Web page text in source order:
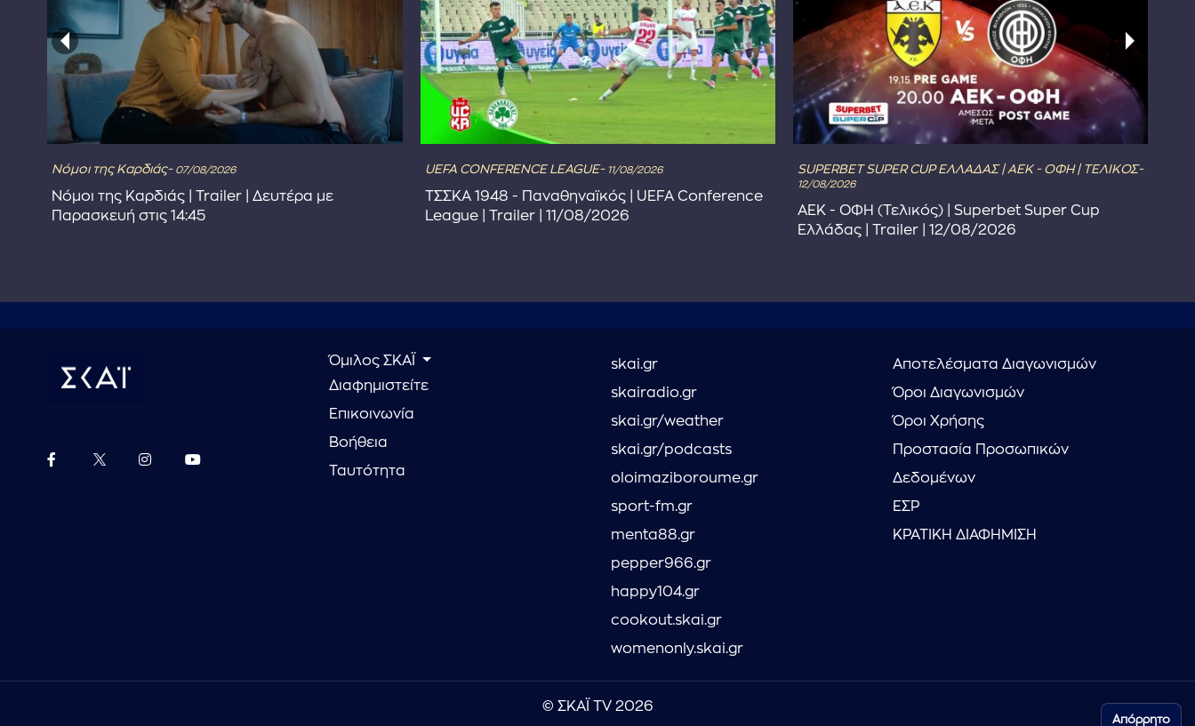
Νόμοι της Καρδιάς- 07/08/2026
Νόμοι της Καρδιάς | Trailer | Δευτέρα με
Παρασκευή στις 14:45
UEFA CONFERENCE LEAGUE- 11/08/2026
ΤΣΣΚΑ 1948 - Παναθηναϊκός | UEFA Conference
League | Trailer | 11/08/2026
SUPERBET SUPER CUP ΕΛΛΑΔΑΣ | ΑΕΚ - ΟΦΗ | ΤΕΛΙΚΟΣ-
12/08/2026
ΑΕΚ - ΟΦΗ (Τελικός) | Superbet Super Cup
Ελλάδας | Trailer | 12/08/2026
Όμιλος ΣΚΑΪ
Διαφημιστείτε
Επικοινωνία
Βοήθεια
Ταυτότητα
skai.gr
skairadio.gr
skai.gr/weather
skai.gr/podcasts
oloimaziboroume.gr
sport-fm.gr
menta88.gr
pepper966.gr
happy104.gr
cookout.skai.gr
womenonly.skai.gr
Αποτελέσματα Διαγωνισμών
Όροι Διαγωνισμών
Όροι Χρήσης
Προστασία Προσωπικών
Δεδομένων
ΕΣΡ
ΚΡΑΤΙΚΗ ΔΙΑΦΗΜΙΣΗ
© ΣΚΑΪ TV 2026
Απόρρητο